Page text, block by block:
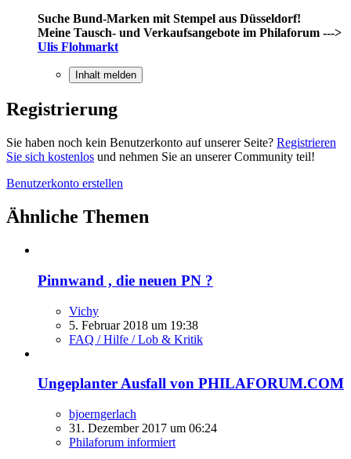
Suche Bund-Marken mit Stempel aus Düsseldorf!
Meine Tausch- und Verkaufsangebote im Philaforum --->
Ulis Flohmarkt
Inhalt melden
Registrierung
Sie haben noch kein Benutzerkonto auf unserer Seite? Registrieren
Sie sich kostenlos und nehmen Sie an unserer Community teil!
Benutzerkonto erstellen
Ähnliche Themen
Pinnwand , die neuen PN ?
Vichy
5. Februar 2018 um 19:38
FAQ / Hilfe / Lob & Kritik
Ungeplanter Ausfall von PHILAFORUM.COM
bjoerngerlach
31. Dezember 2017 um 06:24
Philaforum informiert